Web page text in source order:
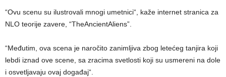
“Ovu scenu su ilustrovali mnogi umetnici“, kaže internet stranica za
NLO teorije zavere, “TheAncientAliens”.
“Međutim, ova scena je naročito zanimljiva zbog letećeg tanjira koji
lebdi iznad ove scene, sa zracima svetlosti koji su usmereni na dole
i osvetljavaju ovaj događaj“.